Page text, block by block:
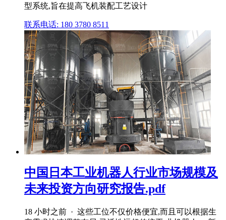
型系统,旨在提高飞机装配工艺设计
联系电话: 180 3780 8511
中国日本工业机器人行业市场规模及
未来投资方向研究报告.pdf
18 小时之前 · 这些工位不仅价格便宜,而且可以根据生